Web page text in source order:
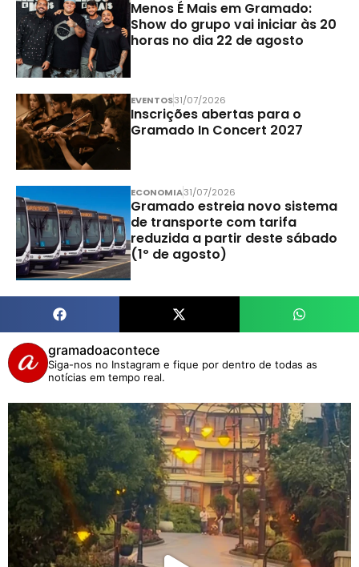
Menos É Mais em Gramado:
Show do grupo vai iniciar às 20
horas no dia 22 de agosto
EVENTOS31/07/2026
Inscrições abertas para o
Gramado In Concert 2027
ECONOMIA31/07/2026
Gramado estreia novo sistema
de transporte com tarifa
reduzida a partir deste sábado
(1º de agosto)
gramadoacontece
Siga-nos no Instagram e fique por dentro de todas as
notícias em tempo real.